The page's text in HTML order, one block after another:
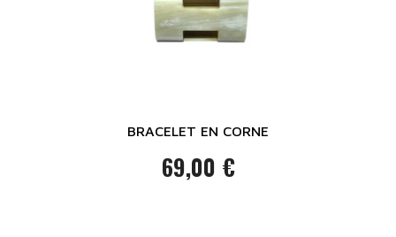
BRACELET EN CORNE
Prix
69,00 €